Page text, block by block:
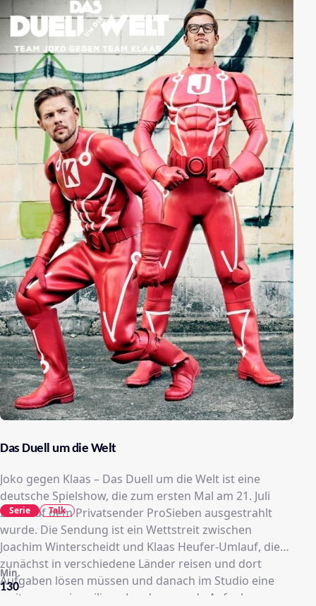
Das Duell um die Welt
Joko gegen Klaas – Das Duell um die Welt ist eine
deutsche Spielshow, die zum ersten Mal am 21. Juli
2012 auf dem Privatsender ProSieben ausgestrahlt
wurde. Die Sendung ist ein Wettstreit zwischen
Joachim Winterscheidt und Klaas Heufer-Umlauf, die
zunächst in verschiedene Länder reisen und dort
Aufgaben lösen müssen und danach im Studio eine
weitere zum jeweiligen Land passende Aufgabe
130
Min.
Serie Talk